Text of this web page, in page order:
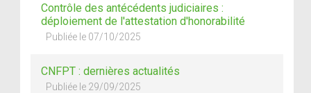
Contrôle des antécédents judiciaires :
déploiement de l'attestation d'honorabilité
Publiée le 07/10/2025
CNFPT : dernières actualités
Publiée le 29/09/2025